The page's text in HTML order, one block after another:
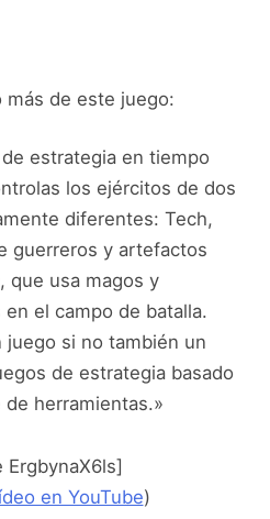
más de este juego:
estrategia en tiempo
los ejércitos de dos
diferentes: Tech,
guerreros y artefactos
que usa magos y
el campo de batalla.
juego si no también un
de estrategia basado
herramientas.»
ErgbynaX6ls]
en YouTube)